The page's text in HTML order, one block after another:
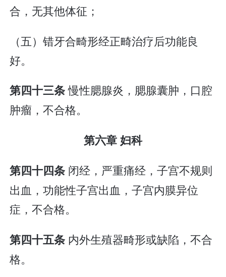
合，无其他体征；
（五）错牙合畸形经正畸治疗后功能良
好。
第四十三条慢性腮腺炎，腮腺囊肿，口腔
肿瘤，不合格。
第六章 妇科
第四十四条 闭经，严重痛经，子宫不规则
出血，功能性子宫出血，子宫内膜异位
症，不合格。
第四十五条 内外生殖器畸形或缺陷，不合
格。